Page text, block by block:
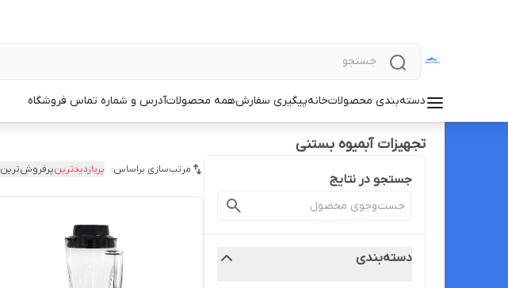
دسته‌بندی محصولاتخانهپیگیری سفارشهمه محصولاتآدرس و شماره تماس فروشگاه
تجهیزات آبمیوه بستنی
جستجو در نتایج
دسته‌بندی
مرتب‌سازی براساس: پربازدیدترینپرفروش‌ترین